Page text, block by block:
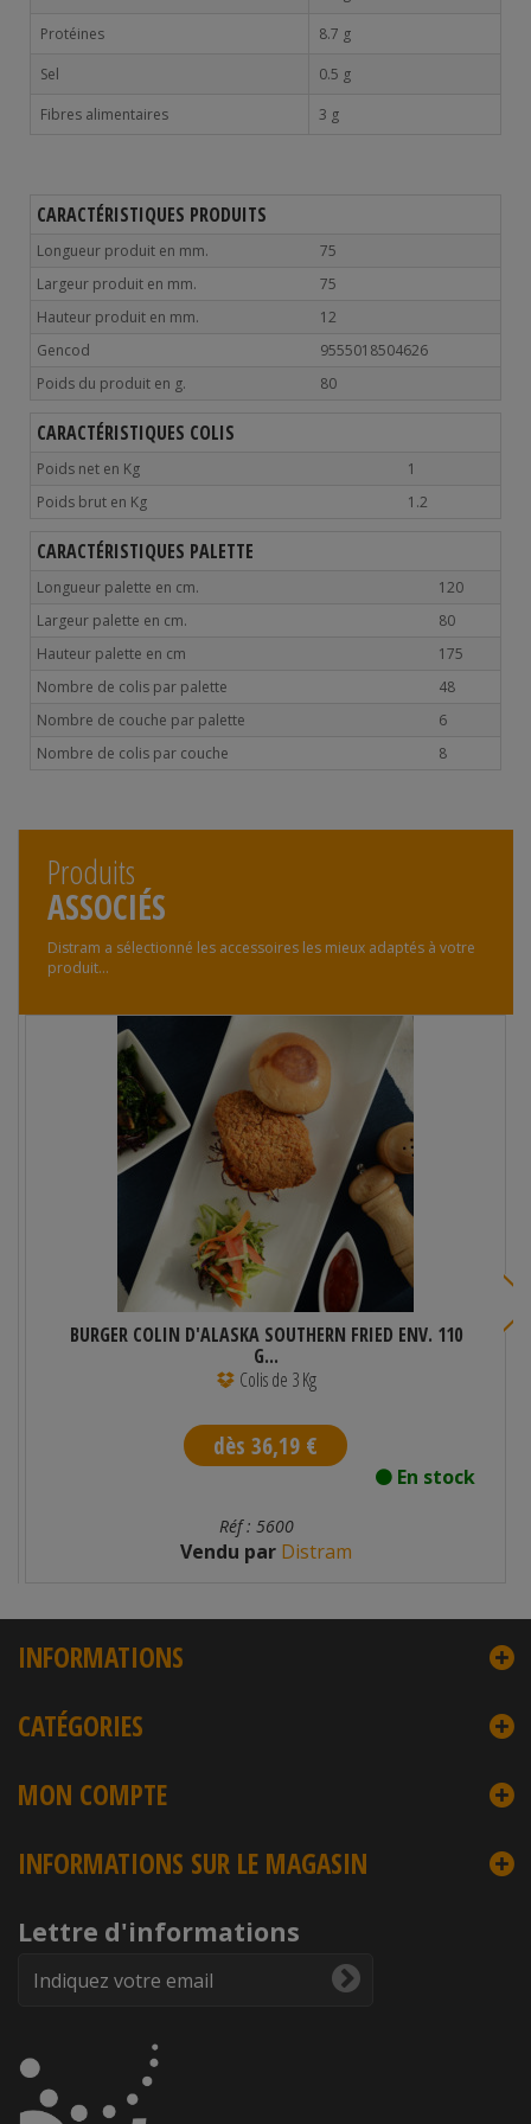
Protéines
8.7 g
Sel
0.5 g
Fibres alimentaires
3 g
CARACTÉRISTIQUES PRODUITS
Longueur produit en mm.
75
Largeur produit en mm.
75
Hauteur produit en mm.
12
Gencod
9555018504626
Poids du produit en g.
80
CARACTÉRISTIQUES COLIS
Poids net en Kg
1
Poids brut en Kg
1.2
CARACTÉRISTIQUES PALETTE
Longueur palette en cm.
120
Largeur palette en cm.
80
Hauteur palette en cm
175
Nombre de colis par palette
48
Nombre de couche par palette
6
Nombre de colis par couche
8
Produits
ASSOCIÉS
Distram a sélectionné les accessoires les mieux adaptés à votre
produit...
BURGER COLIN D'ALASKA SOUTHERN FRIED ENV. 110
G...
Colis de 3 Kg
dès 36,19 €
En stock
Réf : 5600
Vendu parDistram
INFORMATIONS
CATÉGORIES
MON COMPTE
INFORMATIONS SUR LE MAGASIN
Lettre d'informations